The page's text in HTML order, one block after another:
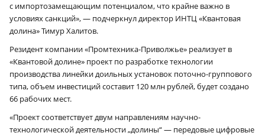
с импортозамещающим потенциалом, что крайне важно в
условиях санкций», — подчеркнул директор ИНТЦ «Квантовая
долина» Тимур Халитов.
Резидент компании «Промтехника-Приволжье» реализует в
«Квантовой долине» проект по разработке технологии
производства линейки доильных установок поточно-группового
типа, объем инвестиций составит 120 млн рублей, будет создано
66 рабочих мест.
«Проект соответствует двум направлениям научно-
технологической деятельности „долины“ — передовые цифровые